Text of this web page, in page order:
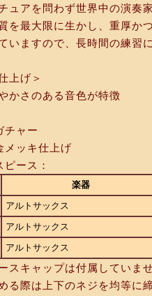
ュアを問わず世界中の演奏
を最大限に生かし、重厚か
いますので、長時間の練習
上げ＞
かさのある音色が特徴
チャー
メッキ仕上げ
ース：
楽器
アルトサックス
アルトサックス
アルトサックス
スキャップは付属していま
る際は上下のネジを均等に